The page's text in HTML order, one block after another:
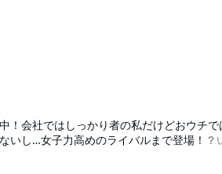
！会社ではしっかり者の私だけどおウチ
いし…女子力高めのライバルまで登場！？